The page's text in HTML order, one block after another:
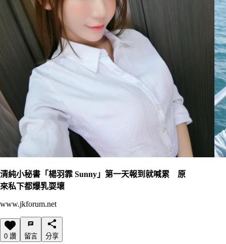
清純小秘書「楊羽霏 Sunny」第一天報到就喊累 原
來私下都爆乳耍壞
www.jkforum.net
0 讚 留言 分享